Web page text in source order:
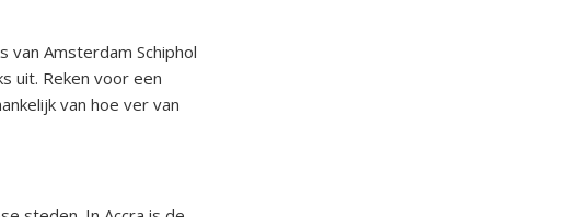
van Amsterdam Schiphol
uit. Reken voor een
van hoe ver van